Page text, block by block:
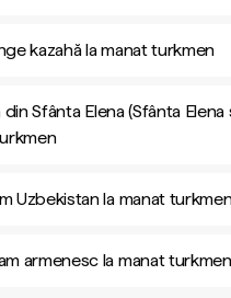
kazahă la manat turkmen
Sfânta Elena (Sfânta Elena
Uzbekistan la manat
armenesc la manat turkmen